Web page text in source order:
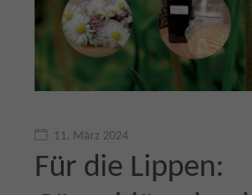
11. März 2024
Für die Lippen: